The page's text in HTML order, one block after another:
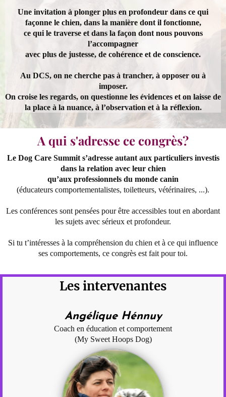
Une invitation à plonger plus en profondeur dans ce qui
façonne le chien, dans la manière dont il fonctionne,
ce qui le traverse et dans la façon dont nous pouvons
l’accompagner
avec plus de justesse, de cohérence et de conscience.
Au DCS, on ne cherche pas à trancher, à opposer ou à
imposer.
On croise les regards, on questionne les évidences et on laisse de
la place à la nuance, à l’observation et à la réflexion.
A qui s'adresse ce congrès?
Le Dog Care Summit s’adresse autant aux particuliers investis
dans la relation avec leur chien
qu’aux professionnels du monde canin
(éducateurs comportementalistes, toiletteurs, vétérinaires, ...).
Les conférences sont pensées pour être accessibles tout en abordant
les sujets avec sérieux et profondeur.
Si tu t’intéresses à la compréhension du chien et à ce qui influence
ses comportements, ce congrès est fait pour toi.
Les intervenantes
Angélique Hénnuy
Coach en éducation et comportement
(My Sweet Hoops Dog)